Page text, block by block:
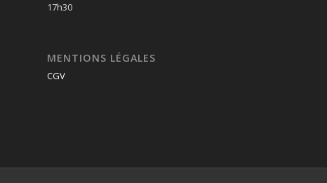
17h30
MENTIONS LÉGALES
CGV